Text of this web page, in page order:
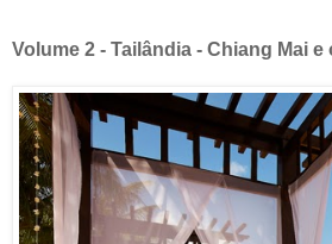
Volume 2 - Tailândia - Chiang Mai